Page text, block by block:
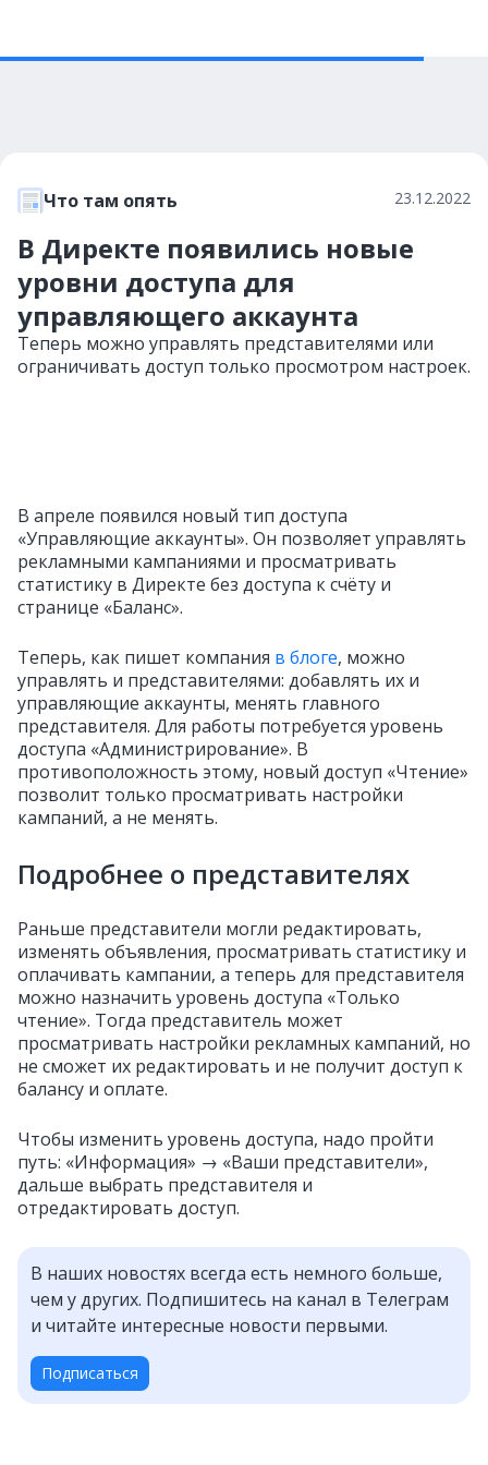
Что там опять 23.12.2022
В Директе появились новые
уровни доступа для
управляющего аккаунта
Теперь можно управлять представителями или
ограничивать доступ только просмотром настроек.
В апреле появился новый тип доступа
«Управляющие аккаунты». Он позволяет управлять
рекламными кампаниями и просматривать
статистику в Директе без доступа к счёту и
странице «Баланс».
Теперь, как пишет компания в блоге, можно
управлять и представителями: добавлять их и
управляющие аккаунты, менять главного
представителя. Для работы потребуется уровень
доступа «Администрирование». В
противоположность этому, новый доступ «Чтение»
позволит только просматривать настройки
кампаний, а не менять.
Подробнее о представителях
Раньше представители могли редактировать,
изменять объявления, просматривать статистику и
оплачивать кампании, а теперь для представителя
можно назначить уровень доступа «Только
чтение». Тогда представитель может
просматривать настройки рекламных кампаний, но
не сможет их редактировать и не получит доступ к
балансу и оплате.
Чтобы изменить уровень доступа, надо пройти
путь: «Информация» → «Ваши представители»,
дальше выбрать представителя и
отредактировать доступ.
В наших новостях всегда есть немного больше,
чем у других. Подпишитесь на канал в Телеграм
и читайте интересные новости первыми.
Подписаться